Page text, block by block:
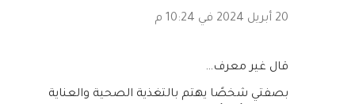
20 أبريل 2024 في 10:24 م
‏قال غير معرف…
بصفتي شخصًا يهتم بالتغذية الصحية والعناية